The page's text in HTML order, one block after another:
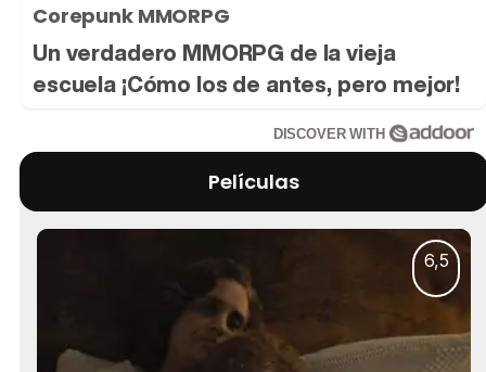
Corepunk MMORPG
Un verdadero MMORPG de la vieja
escuela ¡Cómo los de antes, pero mejor!
DISCOVER WITH
Películas
6,5